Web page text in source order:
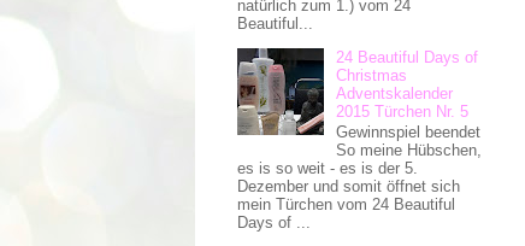
natürlich zum 1.) vom 24
Beautiful...
24 Beautiful Days of
Christmas
Adventskalender
2015 Türchen Nr. 5
Gewinnspiel beendet
So meine Hübschen,
es is so weit - es is der 5.
Dezember und somit öffnet sich
mein Türchen vom 24 Beautiful
Days of ...